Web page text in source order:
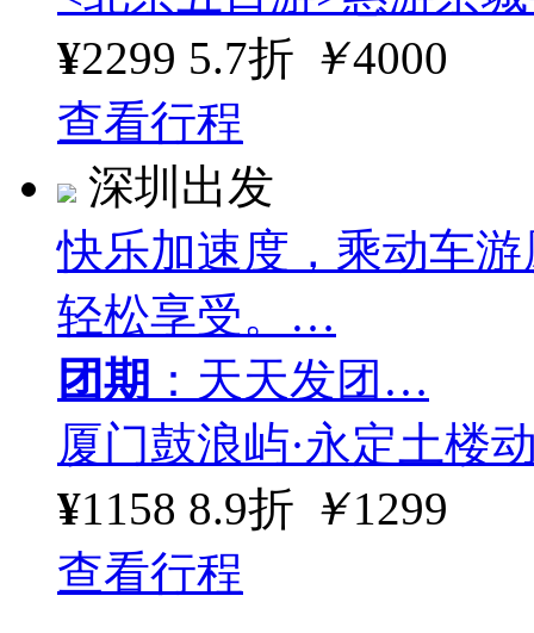
¥2299 5.7折 ￥4000
查看行程
深圳出发
快乐加速度，乘动车
轻松享受。…
团期 ：天天发团…
厦门鼓浪屿·永定土楼
¥1158 8.9折 ￥1299
查看行程